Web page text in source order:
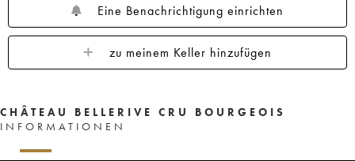
Eine Benachrichtigung einrichten
zu meinem Keller hinzufügen
CHÂTEAU BELLERIVE CRU BOURGEOIS
INFORMATIONEN